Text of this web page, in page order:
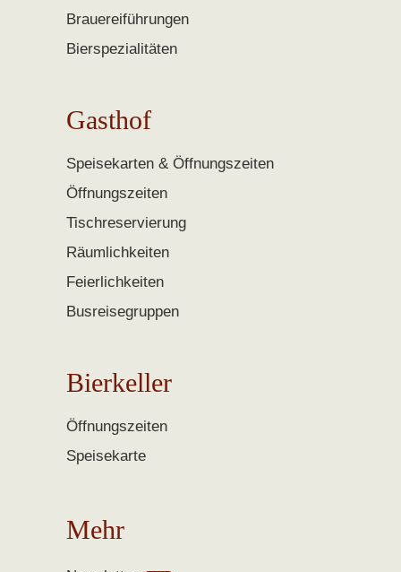
Brauereiführungen
Bierspezialitäten
Gasthof
Speisekarten & Öffnungszeiten
Öffnungszeiten
Tischreservierung
Räumlichkeiten
Feierlichkeiten
Busreisegruppen
Bierkeller
Öffnungszeiten
Speisekarte
Mehr